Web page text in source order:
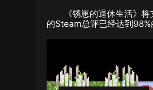
《锈崽的退休生活》
的Steam总评已经达到98%